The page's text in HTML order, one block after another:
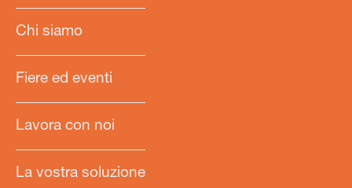
Chi siamo
Fiere ed eventi
Lavora con noi
La vostra soluzione